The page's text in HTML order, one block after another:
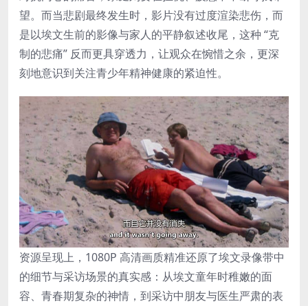
望。而当悲剧最终发生时，影片没有过度渲染悲伤，而
是以埃文生前的影像与家人的平静叙述收尾，这种 “克
制的悲痛” 反而更具穿透力，让观众在惋惜之余，更深
刻地意识到关注青少年精神健康的紧迫性。
资源呈现上，1080P 高清画质精准还原了埃文录像带中
的细节与采访场景的真实感：从埃文童年时稚嫩的面
容、青春期复杂的神情，到采访中朋友与医生严肃的表